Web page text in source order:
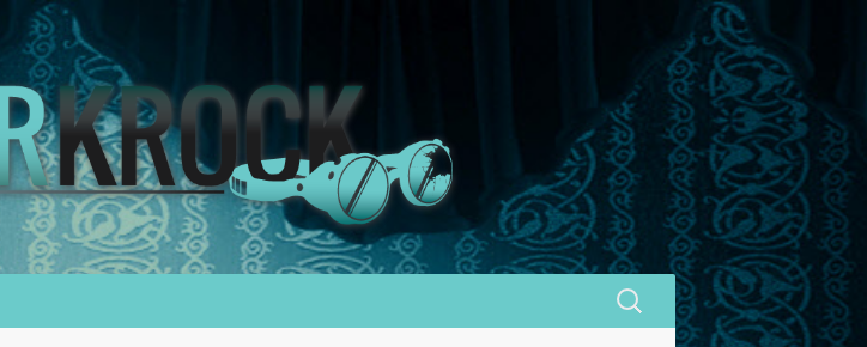
Sök
efter: